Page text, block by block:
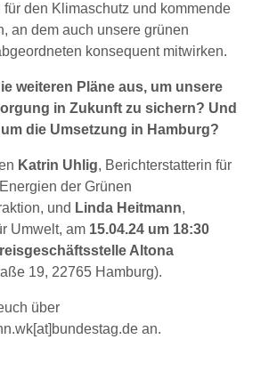
den Klimaschutz und kommende
an dem auch unsere grünen
konsequent mitwirken.
weiteren Pläne aus, um unsere
in Zukunft zu sichern? Und
die Umsetzung in Hamburg?
Katrin Uhlig, Berichterstatterin für
der Grünen
und Linda Heitmann,
Umwelt, am 15.04.24 um 18:30
Altona
19, 22765 Hamburg).
über
an.